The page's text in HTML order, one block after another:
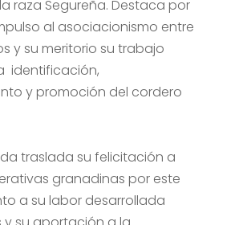
raza Segureña. Destaca por
al asociacionismo entre
y su meritorio su trabajo
identificación,
y promoción del cordero
traslada su felicitación a
granadinas por este
a su labor desarrollada